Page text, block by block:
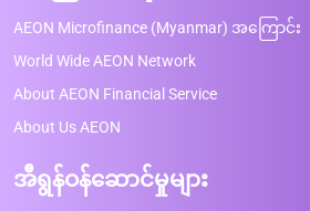
AEON Microfinance (Myanmar) အကြောင်း
World Wide AEON Network
About AEON Financial Service
About Us AEON
အီရွန်ဝန်ဆောင်မှုများ